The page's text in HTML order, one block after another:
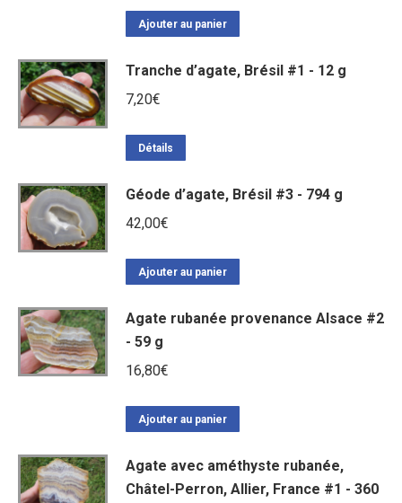
Ajouter au panier
Tranche d’agate, Brésil #1 - 12 g
7,20€
Détails
Géode d’agate, Brésil #3 - 794 g
42,00€
Ajouter au panier
Agate rubanée provenance Alsace #2
- 59 g
16,80€
Ajouter au panier
Agate avec améthyste rubanée,
Châtel-Perron, Allier, France #1 - 360